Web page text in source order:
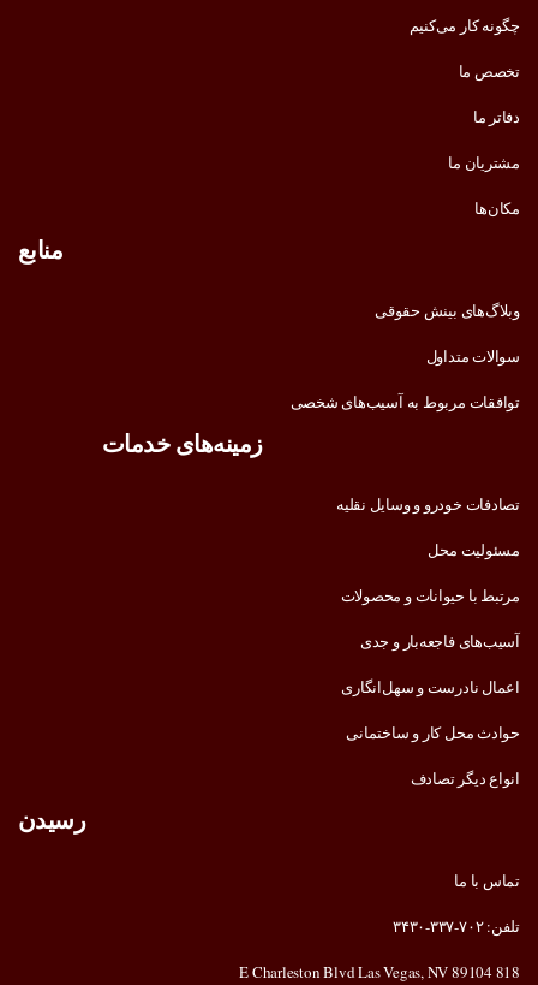
چگونه کار می‌کنیم
تخصص ما
دفاتر ما
مشتریان ما
مکان‌ها
منابع
وبلاگ‌های بینش حقوقی
سوالات متداول
توافقات مربوط به آسیب‌های شخصی
زمینه‌های خدمات
تصادفات خودرو و وسایل نقلیه
مسئولیت محل
مرتبط با حیوانات و محصولات
آسیب‌های فاجعه‌بار و جدی
اعمال نادرست و سهل‌انگاری
حوادث محل کار و ساختمانی
انواع دیگر تصادف
رسیدن
تماس با ما
تلفن: ۷۰۲-۳۳۷-۳۴۳۰
818 E Charleston Blvd Las Vegas, NV 89104